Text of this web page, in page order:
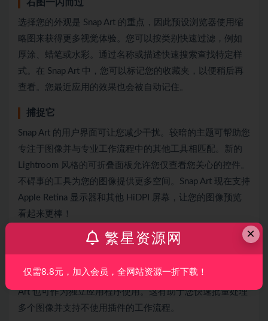
右图一闪而过
选择您的外观是 Snap Art 的重点，因此预设浏览器使用缩
略图来获得更多视觉体验。您可以按类别快速过滤，例如
厚涂、蜡笔或水彩。通过名称或描述快速搜索查找特定样
式。在 Snap Art 中，您可以标记您的收藏夹，以便稍后再
查看。您最近应用的效果也会被自动记住。
捕捉它
Snap Art 的用户界面可让您减少干扰。较暗的主题可帮助您
专注于图像并与专业工作流程中的其他工具相匹配。新的
Lightroom 风格的可折叠面板允许您仅查看您关心的控件。
不碍事的工具为您的图像提供更多空间。Snap Art 现在支持
Apple Retina 显示器和其他 HiDPI 屏幕，让您的图像预览
看起来更棒！
工作流程的多功能性
与 Exposure、Photoshop 和 Lightroom 无缝集成。Snap
Art 也可作为独立应用程序使用。这有助于您快速批量处理
多个图像并支持不使用插件的工作流程。
×
繁星资源网
仅需8.8元，加入会员，全网站资源一折下载！